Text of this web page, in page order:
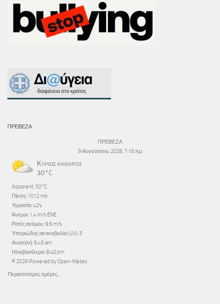
ΠΡΕΒΕΖΑ
ΠΡΕΒΕΖΑ
9 Αυγούστου, 2026, 7:16 πμ
Κυρίως καθαρός
30°C
Apparent: 32°C
Πίεση: 1012 mb
Υγρασία: 42%
Άνεμοι: 1.4 m/s ENE
Ριπές ανέμου: 9.6 m/s
Υπεριώδης ακτινοβολία (UV): 3
Ανατολή: 6:45 am
Ηλιοβασίλεμα: 8:40 pm
© 2026 Powered by Open-Meteo
Περισσότερες ημέρες...